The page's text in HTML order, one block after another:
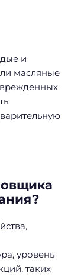
и
масляные
уровень
таких